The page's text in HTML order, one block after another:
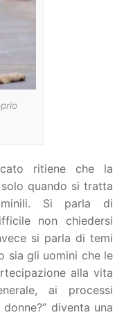
ritiene che la
quando si tratta
Si parla di
non chiedersi
si parla di temi
sia gli uomini che le
alla vita
ai processi
diventa una